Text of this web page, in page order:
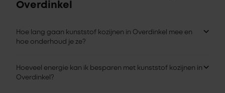
Overdinkel
Hoe lang gaan kunststof kozijnen in Overdinkel mee en
hoe onderhoud je ze?
Hoeveel energie kan ik besparen met kunststof kozijnen in
Overdinkel?